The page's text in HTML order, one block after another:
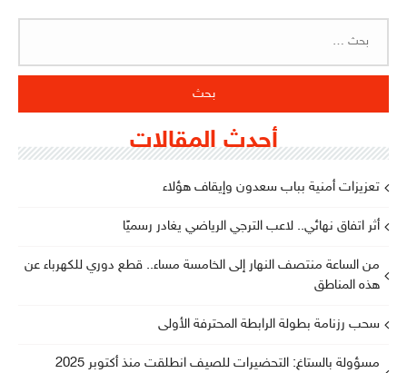
أحدث المقالات
تعزيزات أمنية بباب سعدون وإيقاف هؤلاء
أثر اتفاق نهائي.. لاعب الترجي الرياضي يغادر رسميًا
من الساعة منتصف النهار إلى الخامسة مساء.. قطع دوري للكهرباء عن
هذه المناطق
سحب رزنامة بطولة الرابطة المحترفة الأولى
مسؤولة بالستاغ: التحضيرات للصيف انطلقت منذ أكتوبر 2025